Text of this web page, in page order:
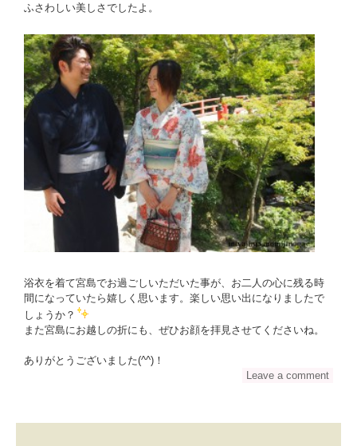
ふさわしい美しさでしたよ。
浴衣を着て宮島でお過ごしいただいた事が、お二人の心に残る時
間になっていたら嬉しく思います。楽しい思い出になりましたで
しょうか？
また宮島にお越しの折にも、ぜひお顔を拝見させてくださいね。
ありがとうございました(^^)！
Leave a comment